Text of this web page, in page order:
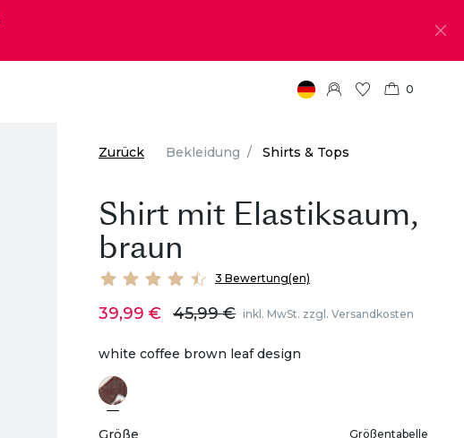
0
Zurück Bekleidung Shirts & Tops
Shirt mit Elastiksaum,
braun
3 Bewertung(en)
39,99 € 45,99 € inkl. MwSt. zzgl. Versandkosten
white coffee brown leaf design
Größe Größentabelle